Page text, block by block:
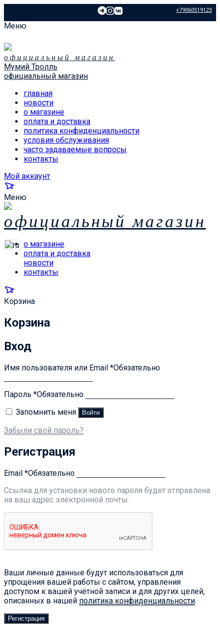
+79060519123
Меню
официальный магазин
Мумий Тролль
официальный магазин
главная
новости
о магазине
оплата и доставка
политика конфиденциальности
условия обслуживания
часто задаваемые вопросы
контакты
Мой аккаунт
Меню
официальный магазин
о магазине
оплата и доставка
новости
контакты
Корзина
Корзина
Вход
Имя пользователя или Email *Обязательно
Пароль *Обязательно
Запомнить меня
Войти
Забыли свой пароль?
Регистрация
Email *Обязательно
Ссылка для установки нового пароля будет отправлена ​​
на ваш адрес электронной почты.
Ваши личные данные будут использоваться для
упрощения вашей работы с сайтом, управления
доступом к вашей учётной записи и для других целей,
описанных в нашей политика конфиденциальности.
Регистрация